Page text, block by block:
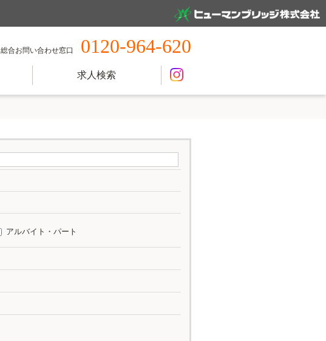
総合お問い合わせ窓口 0120-964-620
求人検索
アルバイト・パート